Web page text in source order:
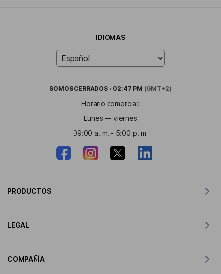
IDIOMAS
SOMOS CERRADOS • 02:47 PM (GMT+2)
Horario comercial:
Lunes — viernes
09:00 a. m. - 5:00 p. m.
PRODUCTOS
LEGAL
COMPAÑÍA